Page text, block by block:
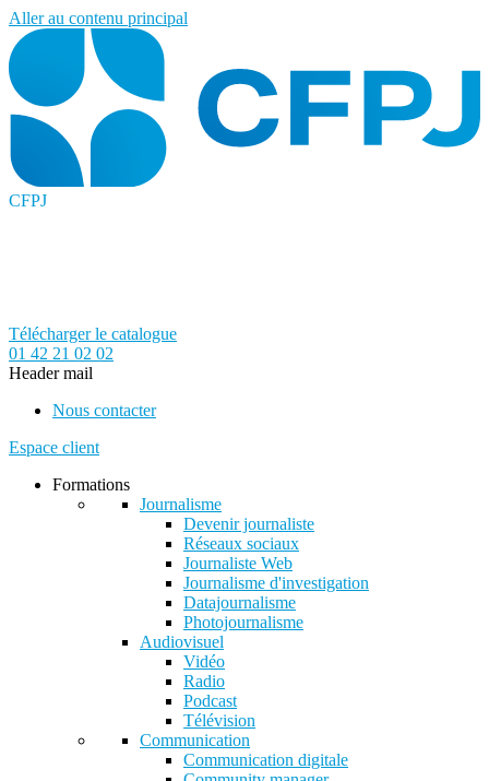
Aller au contenu principal
CFPJ
Télécharger le catalogue
01 42 21 02 02
Header mail
Nous contacter
Espace client
Formations
Journalisme
Devenir journaliste
Réseaux sociaux
Journaliste Web
Journalisme d'investigation
Datajournalisme
Photojournalisme
Audiovisuel
Vidéo
Radio
Podcast
Télévision
Communication
Communication digitale